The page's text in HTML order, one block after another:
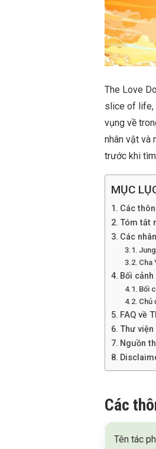
The Love
slice of life,
vụng về
nhân vật và
trước khi
MỤC
Các
Tóm tắt
Các
Cha
Bối
Bối
Chủ
FAQ về
Thư viện
Nguồn
Các
Tên tác